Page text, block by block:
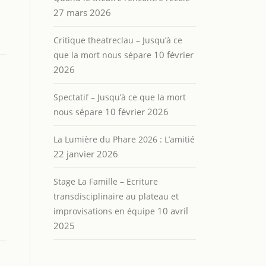
27 mars 2026
Critique theatreclau – Jusqu’à ce
que la mort nous sépare 10 février
2026
Spectatif – Jusqu’à ce que la mort
nous sépare 10 février 2026
La Lumière du Phare 2026 : L’amitié
22 janvier 2026
Stage La Famille – Ecriture
transdisciplinaire au plateau et
improvisations en équipe 10 avril
2025